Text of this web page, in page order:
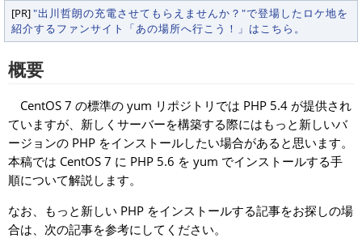
[PR]"出川哲朗の充電させてもらえませんか？"で登場したロケ地を
紹介するファンサイト「あの場所へ行こう！」はこちら。
概要
CentOS 7 の標準の yum リポジトリでは PHP 5.4 が提供され
ていますが、新しくサーバーを構築する際にはもっと新しいバ
ージョンの PHP をインストールしたい場合があると思います。
本稿では CentOS 7 に PHP 5.6 を yum でインストールする手
順について解説します。
なお、もっと新しい PHP をインストールする記事をお探しの場
合は、次の記事を参考にしてください。